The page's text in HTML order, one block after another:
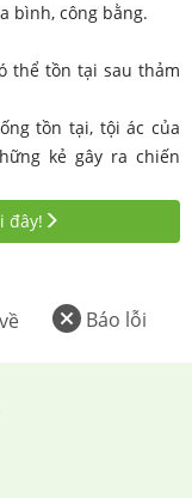
bình, công bằng.
thể tồn tại sau thảm
tồn tại, tội ác của
kẻ gây ra chiến
đây!
Báo lỗi